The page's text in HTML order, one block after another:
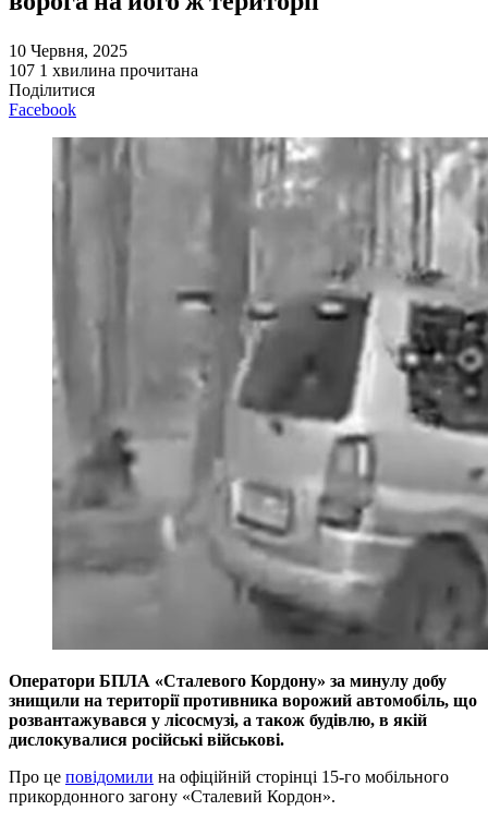
10 Червня, 2025
107 1 хвилина прочитана
Поділитися
Facebook
Оператори БПЛА «Сталевого Кордону» за минулу добу
знищили на території противника ворожий автомобіль, що
розвантажувався у лісосмузі, а також будівлю, в якій
дислокувалися російські військові.
Про це повідомили на офіційній сторінці 15-го мобільного
прикордонного загону «Сталевий Кордон».